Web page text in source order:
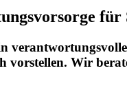
vorstellen. Wir